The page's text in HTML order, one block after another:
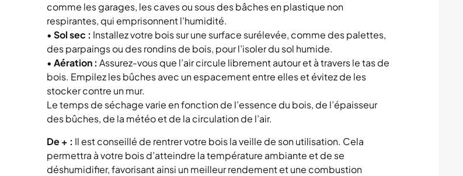
comme les garages, les caves ou sous des bâches en plastique non
respirantes, qui emprisonnent l’humidité.
• Sol sec : Installez votre bois sur une surface surélevée, comme des palettes,
des parpaings ou des rondins de bois, pour l’isoler du sol humide.
• Aération : Assurez-vous que l’air circule librement autour et à travers le tas de
bois. Empilez les bûches avec un espacement entre elles et évitez de les
stocker contre un mur.
Le temps de séchage varie en fonction de l’essence du bois, de l’épaisseur
des bûches, de la météo et de la circulation de l’air.
De + : Il est conseillé de rentrer votre bois la veille de son utilisation. Cela
permettra à votre bois d’atteindre la température ambiante et de se
déshumidifier, favorisant ainsi un meilleur rendement et une combustion